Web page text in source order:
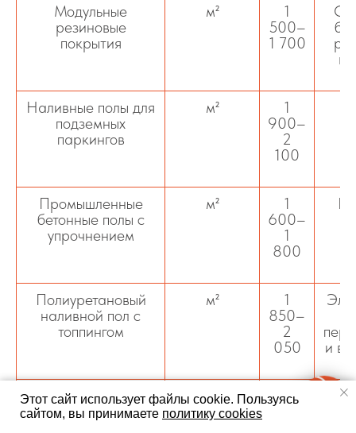
Модульные
резиновые
покрытия
м²
1
500–
1 700
Наливные полы для
подземных
паркингов
м²
1
900–
2
100
Промышленные
бетонные полы с
упрочнением
м²
1
600–
1
800
Полиуретановый
наливной пол с
топпингом
м²
1
850–
2
050
и
Нанесение
защитного слоя
м²
1
200–
Этот сайт использует файлы cookie. Пользуясь
сайтом, вы принимаете политику cookies